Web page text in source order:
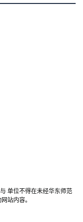
单位不得在未经华东师范
站内容。